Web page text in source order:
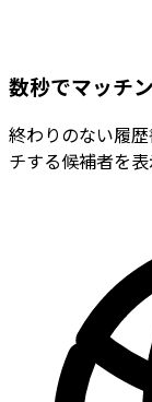
数秒でマッチ
終わりのない履
チする候補者を表